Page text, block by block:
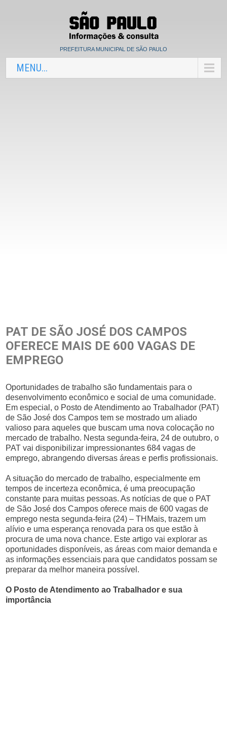
PREFEITURA MUNICIPAL DE SÃO PAULO
MENU...
PAT DE SÃO JOSÉ DOS CAMPOS
OFERECE MAIS DE 600 VAGAS DE
EMPREGO
Oportunidades de trabalho são fundamentais para o
desenvolvimento econômico e social de uma comunidade.
Em especial, o Posto de Atendimento ao Trabalhador (PAT)
de São José dos Campos tem se mostrado um aliado
valioso para aqueles que buscam uma nova colocação no
mercado de trabalho. Nesta segunda-feira, 24 de outubro, o
PAT vai disponibilizar impressionantes 684 vagas de
emprego, abrangendo diversas áreas e perfis profissionais.
A situação do mercado de trabalho, especialmente em
tempos de incerteza econômica, é uma preocupação
constante para muitas pessoas. As notícias de que o PAT
de São José dos Campos oferece mais de 600 vagas de
emprego nesta segunda-feira (24) – THMais, trazem um
alívio e uma esperança renovada para os que estão à
procura de uma nova chance. Este artigo vai explorar as
oportunidades disponíveis, as áreas com maior demanda e
as informações essenciais para que candidatos possam se
preparar da melhor maneira possível.
O Posto de Atendimento ao Trabalhador e sua
importância